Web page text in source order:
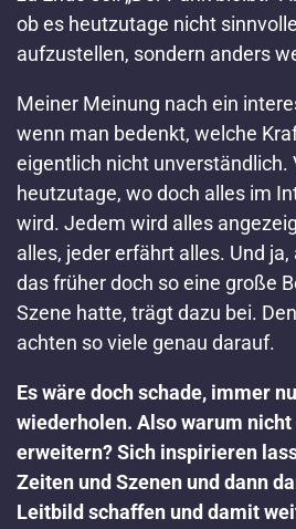
ob es heutzutage nicht
aufzustellen, sondern anders
Meiner Meinung nach ein
wenn man bedenkt, welche
eigentlich nicht unverständlich.
heutzutage, wo doch alles im
wird. Jedem wird alles
alles, jeder erfährt alles. Und
das früher doch so eine große
Szene hatte, trägt dazu bei.
achten so viele genau darauf.
Es wäre doch schade, immer
wiederholen. Also warum
erweitern? Sich inspirieren
Zeiten und Szenen und dann
Leitbild schaffen und damit